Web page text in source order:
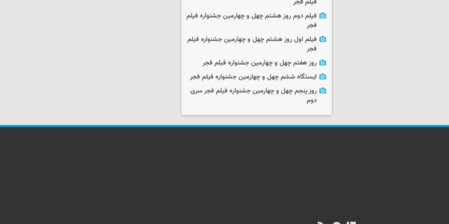
فیلم فجر
فیلم دوم روز هشتم چهل و چهارمین جشنواره فیلم
فجر
فیلم اول روز هشتم چهل و چهارمین جشنواره فیلم
فجر
روز هفتم چهل و چهارمین جشنواره فیلم فجر
ایستگاه ششم چهل و چهارمین جشنواره فیلم فجر
روز پنجم چهل و چهارمین جشنواره فیلم فجر سری
دوم